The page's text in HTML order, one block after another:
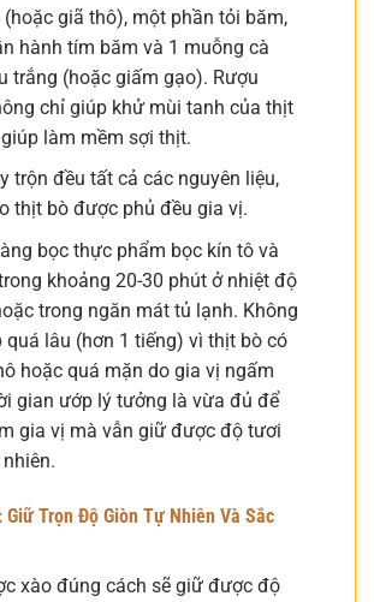
(hoặc giã thô), một phần tỏi băm,
hành tím băm và 1 muỗng cà
trắng (hoặc giấm gạo). Rượu
chỉ giúp khử mùi tanh của thịt
làm mềm sợi thịt.
trộn đều tất cả các nguyên liệu,
thịt bò được phủ đều gia vị.
bọc thực phẩm bọc kín tô và
khoảng 20-30 phút ở nhiệt độ
trong ngăn mát tủ lạnh. Không
quá lâu (hơn 1 tiếng) vì thịt bò có
hoặc quá mặn do gia vị ngấm
gian ướp lý tưởng là vừa đủ để
gia vị mà vẫn giữ được độ tươi
Giữ Trọn Độ Giòn Tự Nhiên Và Sắc
xào đúng cách sẽ giữ được độ